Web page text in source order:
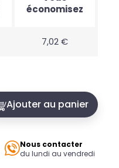
économisez
7,02 €
Ajouter au panier
Nous contacter
du lundi au vendredi